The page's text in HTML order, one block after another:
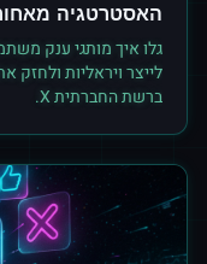
האסטרטגיה
גלו איך מותגי ענק
לייצר ויראליות ולחזק
ברשת החברתית X.